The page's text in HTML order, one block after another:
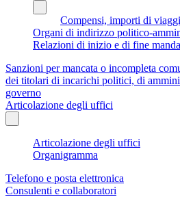
Compensi, importi di
Organi di indirizzo politico-
Relazioni di inizio e di fine
Sanzioni per mancata o incompleta
dei titolari di incarichi politici, di
governo
Articolazione degli uffici
Articolazione degli uffici
Organigramma
Telefono e posta elettronica
Consulenti e collaboratori